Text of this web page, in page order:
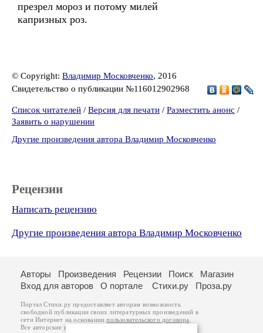
презрел мороз и потому милей
капризных роз.
© Copyright: Владимир Московченко, 2016
Свидетельство о публикации №116012902968
Список читателей / Версия для печати / Разместить анонс /
Заявить о нарушении
Другие произведения автора Владимир Московченко
Рецензии
Написать рецензию
Другие произведения автора Владимир Московченко
Авторы Произведения Рецензии Поиск
Магазин
Вход для авторов
О портале Стихи.ру Проза.ру
Портал Стихи.ру предоставляет авторам возможность
свободной публикации своих литературных произведений в
сети Интернет на основаниипользовательского договора
Все авторские права на произведения принадлежат авторам